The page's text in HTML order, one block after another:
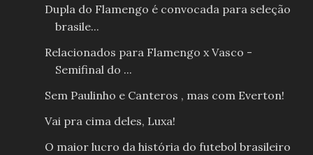
Dupla do Flamengo é convocada para seleção
brasile...
Relacionados para Flamengo x Vasco -
Semifinal do ...
Sem Paulinho e Canteros , mas com Everton!
Vai pra cima deles, Luxa!
O maior lucro da história do futebol brasileiro